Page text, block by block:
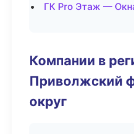
ГК Pro Этаж —
Компании в
Приволжский
округ